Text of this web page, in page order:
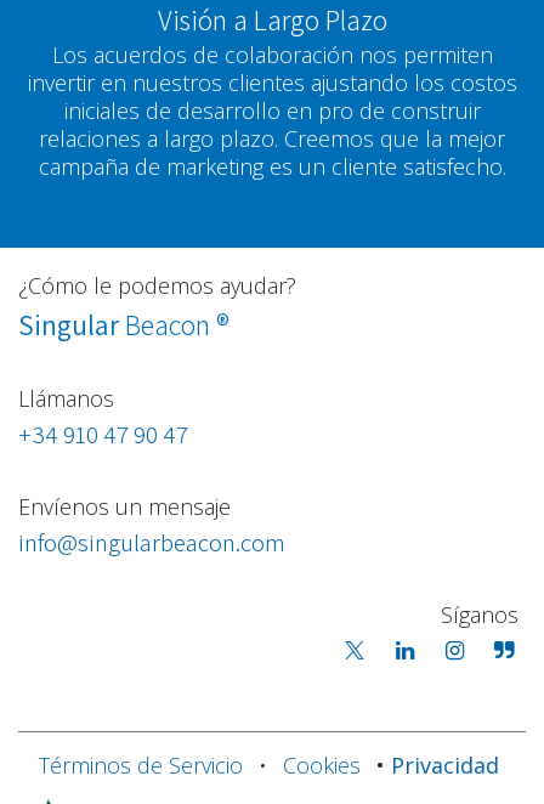
Visión a Largo Plazo
Los acuerdos de colaboración nos permiten
invertir en nuestros clientes ajustando los costos
iniciales de desarrollo en pro de construir
relaciones a largo plazo. Creemos que la mejor
campaña de marketing es un cliente satisfecho.
¿Cómo le podemos ayudar?
SingularBeacon ®
Llámanos
+34 910 47 90 47
Envíenos un mensaje
info@singularbeacon.com
Síganos
Términos de Servicio • Cookies • Privacidad